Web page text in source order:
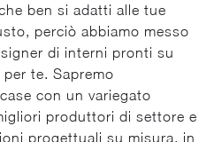
ben si adatti alle tue
perciò abbiamo messo
di interni pronti su
te. Sapremo
con un variegato
produttori di settore e
progettuali su misura, in